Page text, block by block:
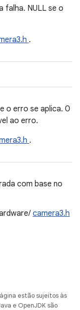
falha. NULL se o
.
o erro se aplica. 0
ao erro.
.
com base no
camera3.h
estão sujeitos às
e OpenJDK são